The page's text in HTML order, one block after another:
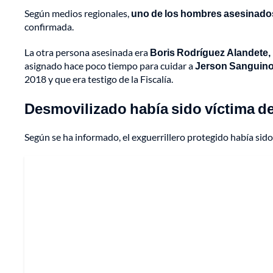
Según medios regionales, uno de los hombres
confirmada.
La otra persona asesinada era Boris Rodríguez
asignado hace poco tiempo para cuidar aJerson
2018 y que era testigo de la Fiscalía.
Desmovilizado había sido víctima
Según se ha informado, el exguerrillero protegido había